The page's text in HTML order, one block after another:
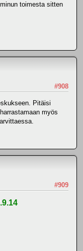
toimesta sitten
#908
Pitäisi
myös
#909